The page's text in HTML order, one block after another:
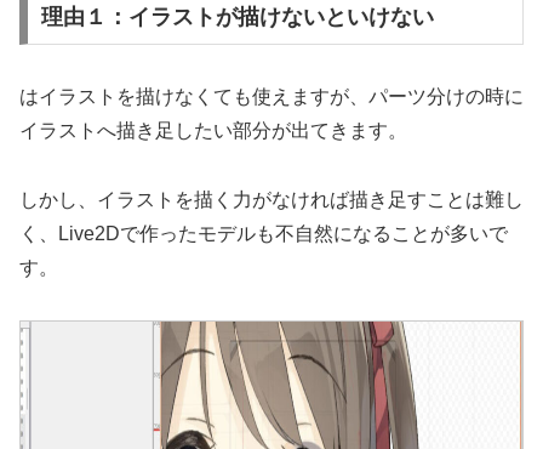
理由１：イラストが描けないといけない
はイラストを描けなくても使えますが、パーツ分けの時に
イラストへ描き足したい部分が出てきます。
しかし、イラストを描く力がなければ描き足すことは難し
く、Live2Dで作ったモデルも不自然になることが多いで
す。